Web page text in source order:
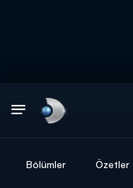
Bölümler Özetler